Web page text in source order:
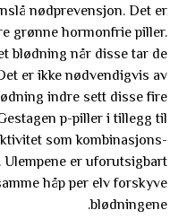
grønne hormonfrie piller.
blødning når disse tar de
er ikke nødvendigvis av
indre sett disse fire
p-piller i tillegg til
som kombinasjons-
er uforutsigbart
håp per elv forskyve
blødningene.